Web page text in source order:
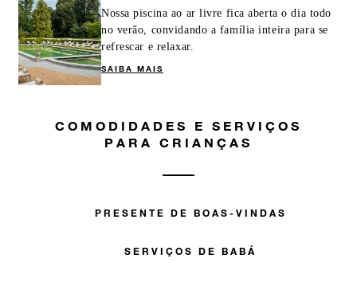
Nossa piscina ao ar livre fica aberta o dia todo
no verão, convidando a família inteira para se
refrescar e relaxar.
SAIBA MAIS
COMODIDADES E SERVIÇOS
PARA CRIANÇAS
PRESENTE DE BOAS-VINDAS
SERVIÇOS DE BABÁ